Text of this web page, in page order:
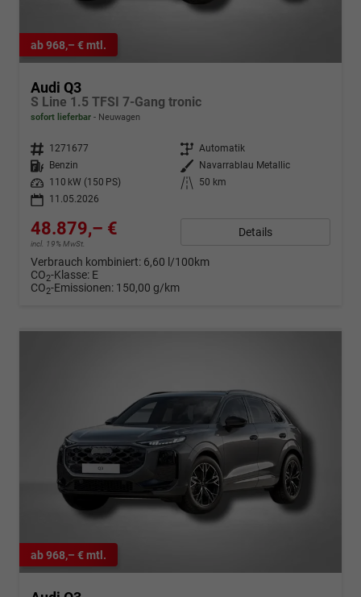
ab 968,– € mtl.
Audi Q3
S Line 1.5 TFSI 7-Gang tronic
sofort lieferbar Neuwagen
Fahrzeugnr. 1271677 Getriebe Automatik
Kraftstoff
Benzin Außenfarbe
Navarrablau Metallic
Leistung
110 kW (150 PS) Kilometerstand
50 km
11.05.2026
48.879,– €
incl. 19% MwSt.
Details
Verbrauch kombiniert: 6,60 l/100km
CO2-Klasse: E
CO2-Emissionen: 150,00 g/km
ab 968,– € mtl.